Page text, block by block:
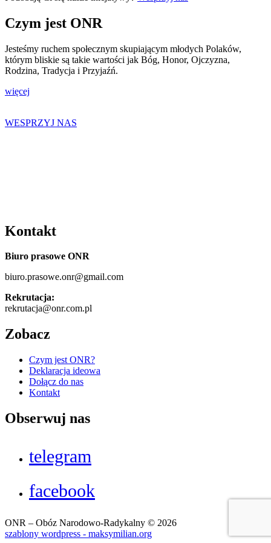
Czym jest ONR
Jesteśmy ruchem społecznym skupiającym młodych Polaków,
którym bliskie są takie wartości jak Bóg, Honor, Ojczyzna,
Rodzina, Tradycja i Przyjaźń.
więcej
WESPRZYJ NAS
Kontakt
Biuro prasowe ONR
biuro.prasowe.onr@gmail.com
Rekrutacja:
rekrutacja@onr.com.pl
Zobacz
Czym jest ONR?
Deklaracja ideowa
Dołącz do nas
Kontakt
Obserwuj nas
telegram
facebook
ONR – Obóz Narodowo-Radykalny © 2026
szablony wordpress - maksymilian.org